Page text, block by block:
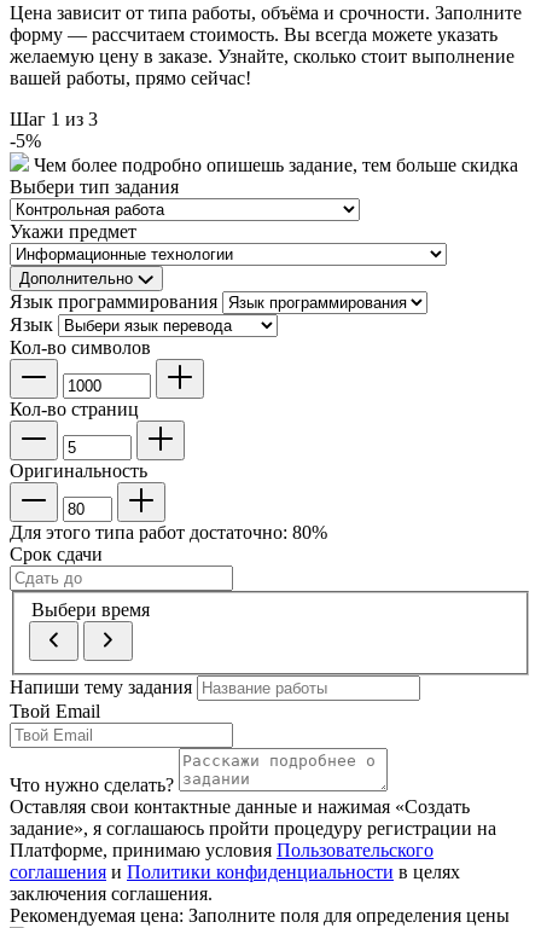
Цена зависит от типа работы, объёма и срочности. Заполните
форму — рассчитаем стоимость. Вы всегда можете указать
желаемую цену в заказе. Узнайте, сколько стоит выполнение
вашей работы, прямо сейчас!
Шаг 1 из 3
-5%
Чем более подробно опишешь задание, тем больше скидка
Выбери тип задания
Укажи предмет
Дополнительно
Язык программирования
Язык
Кол-во символов
Кол-во страниц
Оригинальность
Для этого типа работ достаточно: 80%
Срок сдачи
Выбери время
Напиши тему задания
Твой Email
Что нужно сделать?
Оставляя свои контактные данные и нажимая «Создать
задание», я соглашаюсь пройти процедуру регистрации на
Платформе, принимаю условия Пользовательского
соглашения и Политики конфиденциальности в целях
заключения соглашения.
Рекомендуемая цена: Заполните поля для определения цены